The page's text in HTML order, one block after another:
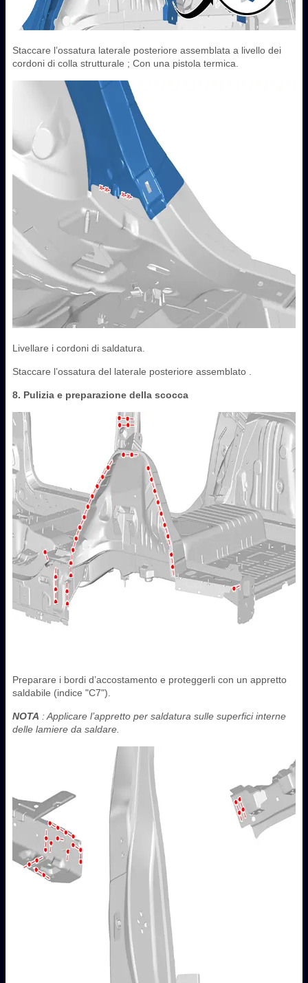
Staccare l’ossatura laterale posteriore assemblata a livello dei
cordoni di colla strutturale ; Con una pistola termica.
Livellare i cordoni di saldatura.
Staccare l’ossatura del laterale posteriore assemblato .
8. Pulizia e preparazione della scocca
Preparare i bordi d’accostamento e proteggerli con un appretto
saldabile (indice "C7").
NOTA : Applicare l’appretto per saldatura sulle superfici interne
delle lamiere da saldare.